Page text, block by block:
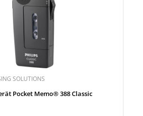
SOLUTIONS
Pocket Memo® 388 Classic